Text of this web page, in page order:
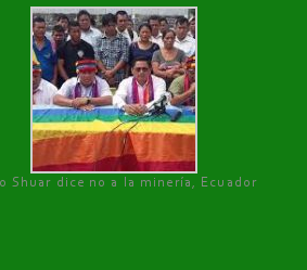
Shuar dice no a la minería, Ecuador